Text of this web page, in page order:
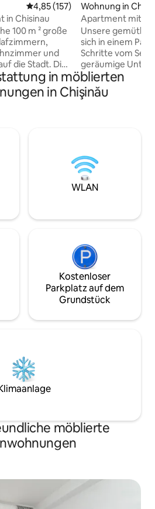
Durchschnittliche Bewertung:
4,85 (157)
in Chisinau
100 m ² große
und
die Stadt. Die
und die
eine
und
Restaurants.
oder
der
Wohnung in
Apartment mit
den See
Unsere
sich in einem
Schritte vom See
geräumige
separates
gemütliches
Entspannen
Sie für einen
benötigen,
ausgestatteten
WLAN und einer
in möblierten
in Chişinău
WLAN
Kostenloser
Parkplatz auf dem
Grundstück
möblierte